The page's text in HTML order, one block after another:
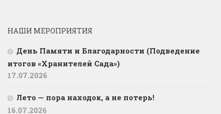
НАШИ МЕРОПРИЯТИЯ
День Памяти и Благодарности (Подведение
итогов «Хранителей Сада»)
17.07.2026
Лето — пора находок, а не потерь!
16.07.2026